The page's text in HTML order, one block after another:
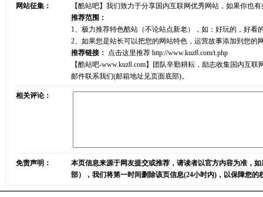
网站征集：
【酷站吧】我们致力于分享国内互联网优秀网站，如果你也
推荐范围：
1、极力推荐特色酷站（不论站点新老），如：好玩的，好
2、如果您是站长可以把您的网站特色，运营故事添加到您
推荐链接： 点击这里推荐 http://www.kuz8.com/t.php
【酷站吧-www.kuz8.com】团队辛勤耕耘，励志收集国内互
邮件联系我们(邮箱地址见页面底部)。
相关评论：
免责声明：
本页信息来源于网友提交或推荐，请读者以官方内容为准，
部），我们将第一时间删除该页信息(24小时内)，以保障您的